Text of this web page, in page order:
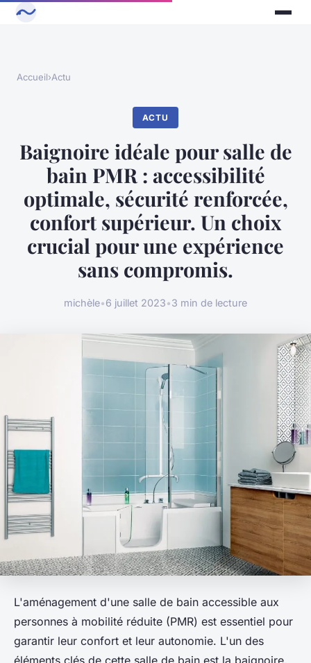
Accueil›Actu
ACTU
Baignoire idéale pour salle de
bain PMR : accessibilité
optimale, sécurité renforcée,
confort supérieur. Un choix
crucial pour une expérience
sans compromis.
michèle•6 juillet 2023•3 min de lecture
L'aménagement d'une salle de bain accessible aux
personnes à mobilité réduite (PMR) est essentiel pour
garantir leur confort et leur autonomie. L'un des
éléments clés de cette salle de bain est la baignoire.